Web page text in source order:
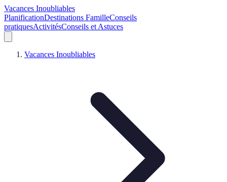
Vacances Inoubliables
PlanificationDestinations FamilleConseils
pratiquesActivitésConseils et Astuces
Vacances Inoubliables